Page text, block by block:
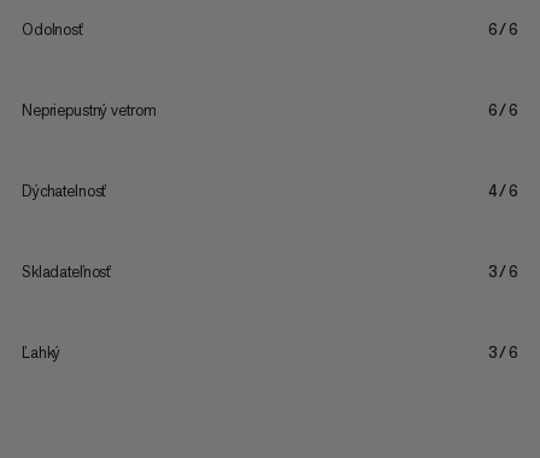
Odolnosť 6/6
Nepriepustný vetrom 6/6
Dýchatelnosť 4/6
Skladateľnosť 3/6
Ľahký 3/6